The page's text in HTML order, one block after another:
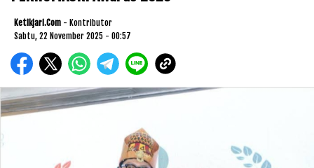
Ketikjari.com - Kontributor
Sabtu, 22 November 2025 - 00:57